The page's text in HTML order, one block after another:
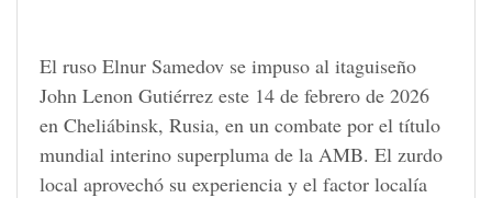
El ruso Elnur Samedov se impuso al itaguiseño
John Lenon Gutiérrez este 14 de febrero de 2026
en Cheliábinsk, Rusia, en un combate por el título
mundial interino superpluma de la AMB. El zurdo
local aprovechó su experiencia y el factor localía